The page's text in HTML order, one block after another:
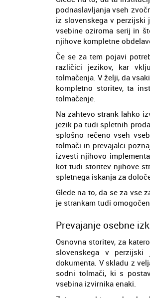
podnaslavljanja vseh
iz slovenskega v
vsebine oziroma serij in
njihove kompletne
Če se za tem pojavi
različici jezikov, kar
tolmačenja. V želji, da
kompletno storitev, ta
tolmačenje.
Na zahtevo strank lahko
jezik pa tudi spletnih
splošno rečeno vseh
tolmači in prevajalci
izvesti njihovo
kot tudi storitev njihove
spletnega iskanja za
Glede na to, da se za vse
je strankam tudi
Prevajanje osebne
Osnovna storitev, za
slovenskega v perzijski
dokumenta. V skladu z
sodni tolmači, ki s
vsebina izvirnika enaki.